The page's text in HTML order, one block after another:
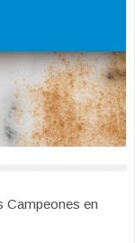
Campeones en